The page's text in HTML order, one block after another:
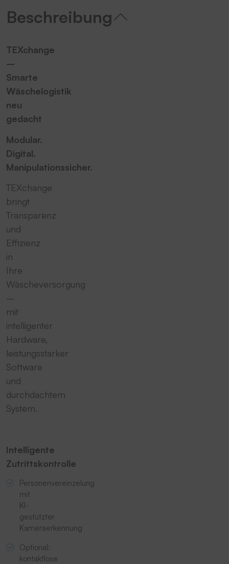
Beschreibung
TEXchange
–
Smarte
Wäschelogistik
neu
gedacht
Modular.
Digital.
Manipulationssicher.
TEXchange
bringt
Transparenz
und
Effizienz
in
Ihre
Wäscheversorgung
–
mit
intelligenter
Hardware,
leistungsstarker
Software
und
durchdachtem
System.
Intelligente
Zutrittskontrolle
Personenvereinzelung
mit
KI-
gestützter
Kameraerkennung
Optional:
kontaktlose